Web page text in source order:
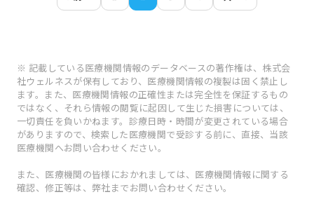
※ 記載している医療機関情報のデータベースの著作権は、株式会
社ウェルネスが保有しており、医療機関情報の複製は固く禁止し
ます。また、医療機関情報の正確性または完全性を保証するもの
ではなく、それら情報の閲覧に起因して生じた損害については、
一切責任を負いかねます。診療日時・時間が変更されている場合
がありますので、検索した医療機関で受診する前に、直接、当該
医療機関へお問い合わせください。
また、医療機関の皆様におかれましては、医療機関情報に関する
確認、修正等は、弊社までお問い合わせください。